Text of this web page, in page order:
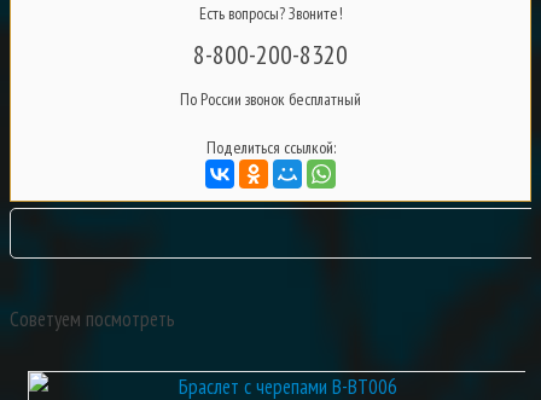
Есть вопросы? Звоните!
8-800-200-8320
По России звонок бесплатный
Поделиться ссылкой:
Советуем посмотреть